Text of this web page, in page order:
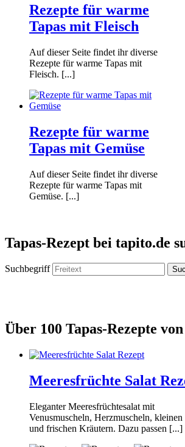
Rezepte für warme
Tapas mit Fleisch
Auf dieser Seite findet ihr diverse
Rezepte für warme Tapas mit
Fleisch. [...]
Rezepte für warme
Tapas mit Gemüse
Auf dieser Seite findet ihr diverse
Rezepte für warme Tapas mit
Gemüse. [...]
Tapas-Rezept bei tapito.de
Suchbegriff
Über 100 Tapas-Rezepte
Meeresfrüchte Salat
Eleganter Meeresfrüchtesalat mit
Venusmuscheln, Herzmuscheln, kleinen
und frischen Kräutern. Dazu passen [...]